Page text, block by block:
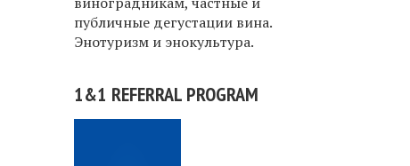
публичные дегустации вина.
Энотуризм и энокультура.
1&1 REFERRAL PROGRAM